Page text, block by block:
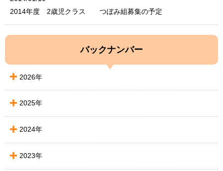
2014年度 2歳児クラス つぼみ組募集の予定
バックナンバー
2026年
2025年
2024年
2023年